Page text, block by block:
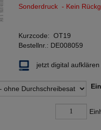
Sonderdruck - Kein
Kurzcode: OT19
Bestellnr.: DE008059
jetzt digital aufklären